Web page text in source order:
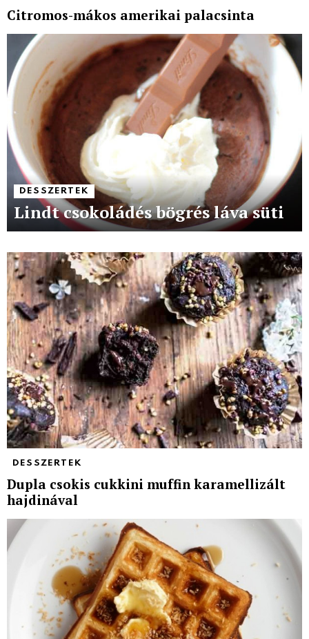
Citromos-mákos amerikai palacsinta
DESSZERTEK
Lindt csokoládés bögrés láva süti
DESSZERTEK
Dupla csokis cukkini muffin karamellizált
hajdinával